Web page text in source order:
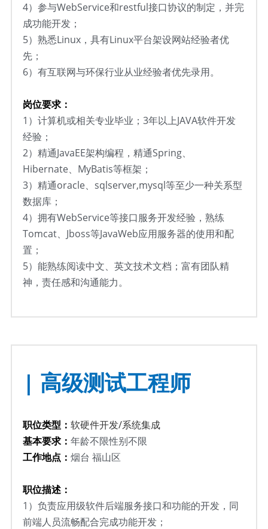
4）参与WebService和restful接口协议的制定，并完
成功能开发；
5）熟悉Linux，具有Linux平台架设网站经验者优
先；
6） 有互联网与环保行业从业经验者优先录用。
岗位要求：
1）计算机或相关专业毕业；3年以上JAVA软件开发
经验；
2）精通JavaEE架构编程，精通Spring、
Hibernate、MyBatis等框架；
3）精通oracle、sqlserver,mysql等至少一种关系型
数据库；
4）拥有WebService等接口服务开发经验，熟练
Tomcat、Jboss等JavaWeb应用服务器的使用和配
置；
5）能熟练阅读中文、英文技术文档；富有团队精
神，责任感和沟通能力。
| 高级测试工程师
职位类型： 软硬件开发/系统集成
基本要求： 年龄不限性别不限
工作地点： 烟台 福山区
职位描述：
1）负责应用级软件后端服务接口和功能的开发，同
前端人员流畅配合完成功能开发；